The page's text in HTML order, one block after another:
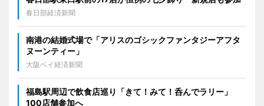
春日部経済新聞
南港の結婚式場で「アリスのゴシックファンタジーアフタ
ヌーンティー」
大阪ベイ経済新聞
福島駅周辺で飲食店巡り「きて！みて！呑んでラリー」
100店舗参加へ